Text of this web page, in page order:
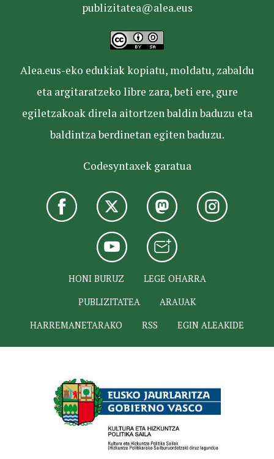
publizitatea@alea.eus
Alea.eus-eko edukiak kopiatu, moldatu, zabaldu
eta argitaratzeko libre zara, beti ere, gure
egiletzakoak direla aitortzen baldin baduzu eta
baldintza berdinetan egiten baduzu.
Codesyntaxek garatua
HONI BURUZ
LEGE OHARRA
PUBLIZITATEA
ARAUAK
HARREMANETARAKO
RSS EGIN ALEAKIDE